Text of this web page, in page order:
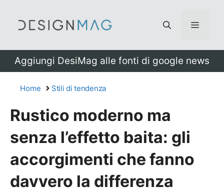
Menu
Aggiungi DesiMag alle fonti di google news
Home Stili di tendenza
Rustico moderno ma
senza l’effetto baita: gli
accorgimenti che fanno
davvero la differenza